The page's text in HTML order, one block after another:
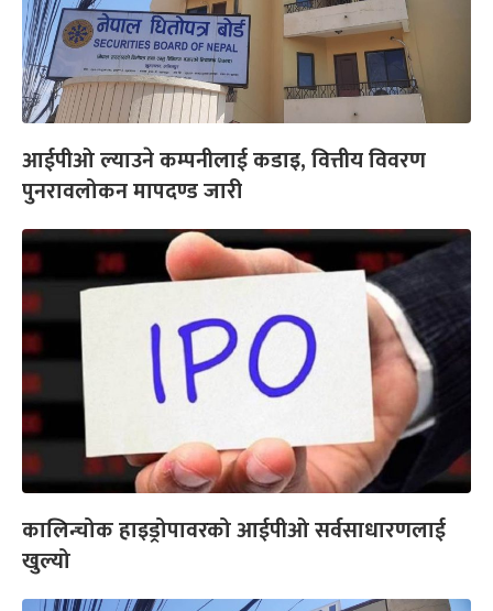
आईपीओ ल्याउने कम्पनीलाई कडाइ, वित्तीय विवरण
पुनरावलोकन मापदण्ड जारी
कालिन्चोक हाइड्रोपावरको आईपीओ सर्वसाधारणलाई
खुल्यो